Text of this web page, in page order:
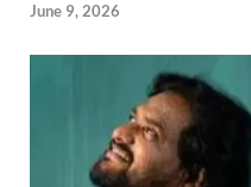
June 9, 2026